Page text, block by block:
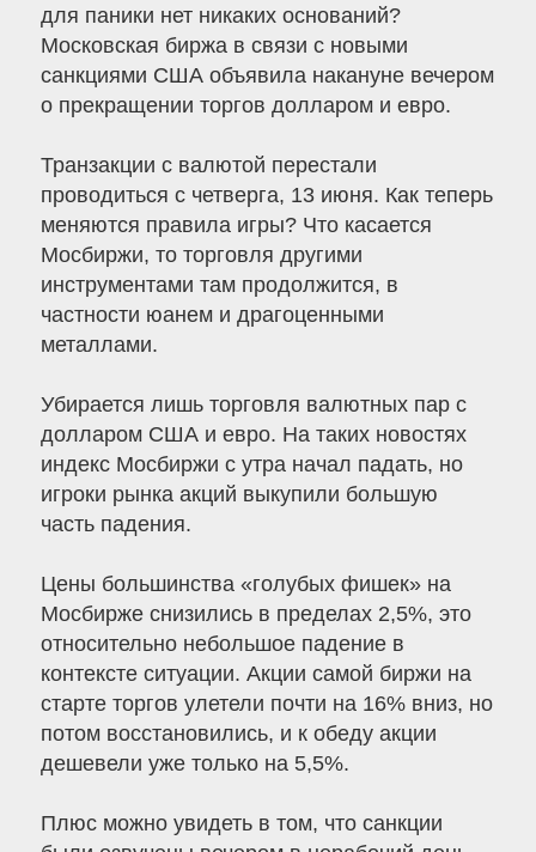
для паники нет никаких оснований?
Московская биржа в связи с новыми
санкциями США объявила накануне вечером
о прекращении торгов долларом и евро.
Транзакции с валютой перестали
проводиться с четверга, 13 июня. Как теперь
меняются правила игры? Что касается
Мосбиржи, то торговля другими
инструментами там продолжится, в
частности юанем и драгоценными
металлами.
Убирается лишь торговля валютных пар с
долларом США и евро. На таких новостях
индекс Мосбиржи с утра начал падать, но
игроки рынка акций выкупили большую
часть падения.
Цены большинства «голубых фишек» на
Мосбирже снизились в пределах 2,5%, это
относительно небольшое падение в
контексте ситуации. Акции самой биржи на
старте торгов улетели почти на 16% вниз, но
потом восстановились, и к обеду акции
дешевели уже только на 5,5%.
Плюс можно увидеть в том, что санкции